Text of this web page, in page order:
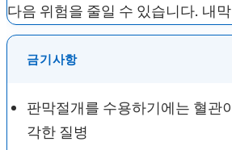
다음 위험을 줄일 수 있습니다. 내
금기사항
판막절개를 수용하기에는 혈관
각한 질병